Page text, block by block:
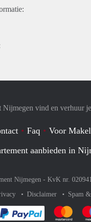
Nijmegen vind en verhuur
Faq Voor
aanbieden in
Nijmegen - KvK nr.
Disclaimer Spam
Je rekent Je